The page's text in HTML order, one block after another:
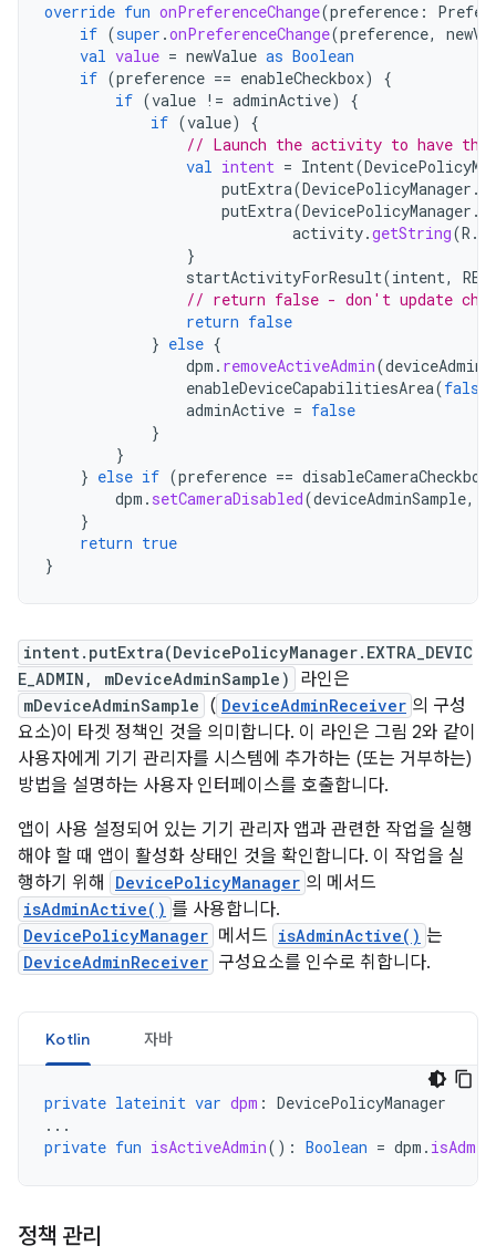
override fun onPreferenceChange(preference :
if (super .onPreferenceChange(preference,
val value = newValue as Boolean
if (preference == enableCheckbox)
{
if (value != adminActive)
{
if (value)
{
// Launch the activity to have the
val intent = Intent(
putExtra(DevicePolicyManager .
putExtra(DevicePolicyManager .
activity.getString(R .
}
startActivityForResult(intent,
// return false - don't update
return false
} else {
dpm . removeActiveAdmin(
enableDeviceCapabilitiesArea(false
adminActive = false
}
}
} else if (preference == disableCameraCheckbox
dpm . setCameraDisabled(deviceAdminSample,
}
return true
}
intent.putExtra(DevicePolicyManager.EXTRA_DEVIC
E_ADMIN, mDeviceAdminSample)
라인은
mDeviceAdminSample ( DeviceAdminReceiver 의 구성
요소)이 타겟 정책인 것을 의미합니다. 이 라인은 그림 2와 같이
사용자에게 기기 관리자를 시스템에 추가하는 (또는 거부하는)
방법을 설명하는 사용자 인터페이스를 호출합니다.
앱이 사용 설정되어 있는 기기 관리자 앱과 관련한 작업을 실행
해야 할 때 앱이 활성화 상태인 것을 확인합니다. 이 작업을 실
행하기 위해
DevicePolicyManager 의 메서드
isAdminActive() 를 사용합니다.
DevicePolicyManager 메서드 isAdminActive() 는
DeviceAdminReceiver 구성요소를 인수로 취합니다.
Kotlin 자바
private lateinit var dpm : DevicePolicyManager
...
private fun isActiveAdmin(): Boolean = dpm .
정책 관리